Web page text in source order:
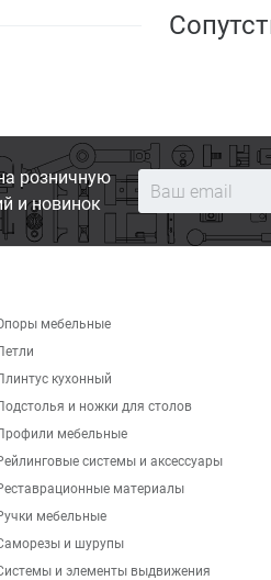
розничную
и новинок
мебельные
кухонный
и ножки для столов
мебельные
системы и аксессуары
материалы
мебельные
и шурупы
и элементы выдвижения